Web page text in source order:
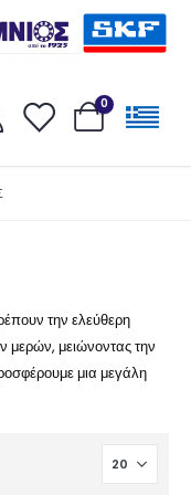
0
την ελεύθερη
μερών, μειώνοντας την
μια μεγάλη